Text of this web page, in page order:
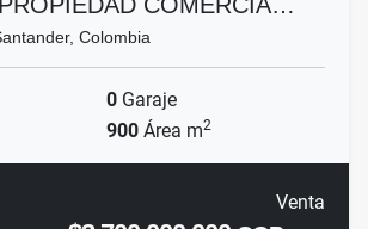
Colombia
0 Garaje
900 Área m2
Venta